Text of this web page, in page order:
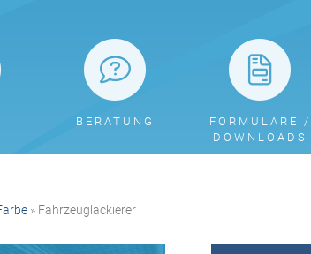
BERATUNG
FORMULARE /
DOWNLOADS
» Fahrzeuglackierer